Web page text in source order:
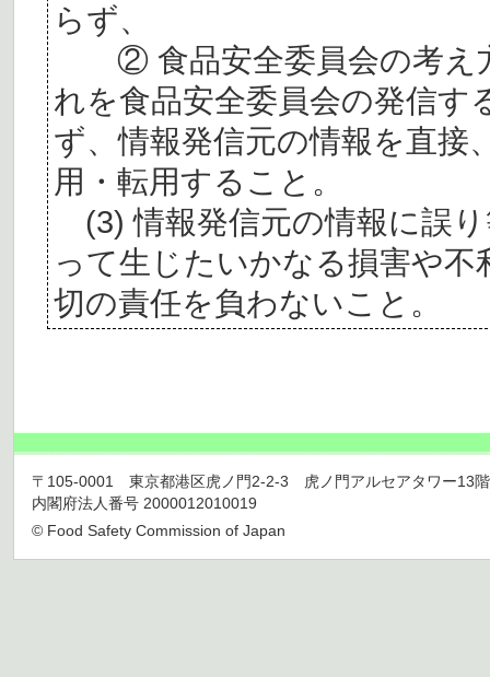
らず、
② 食品安全委員会の考え
れを食品安全委員会の発信す
ず、情報発信元の情報を直接
用・転用すること。
(3) 情報発信元の情報に誤
って生じたいかなる損害や
切の責任を負わないこと。
〒105-0001 東京都港区虎ノ門2-2-3 虎ノ門アルセアタワー13
内閣府法人番号 2000012010019
© Food Safety Commission of Japan